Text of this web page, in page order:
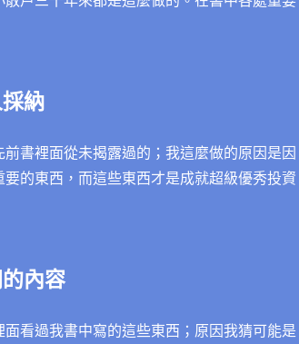
納
書裡面從未揭露過的；我這麼做的原因是因
的東西，而這些東西才是成就超級優秀投資
內容
看過我書中寫的這些東西；原因我猜可能是